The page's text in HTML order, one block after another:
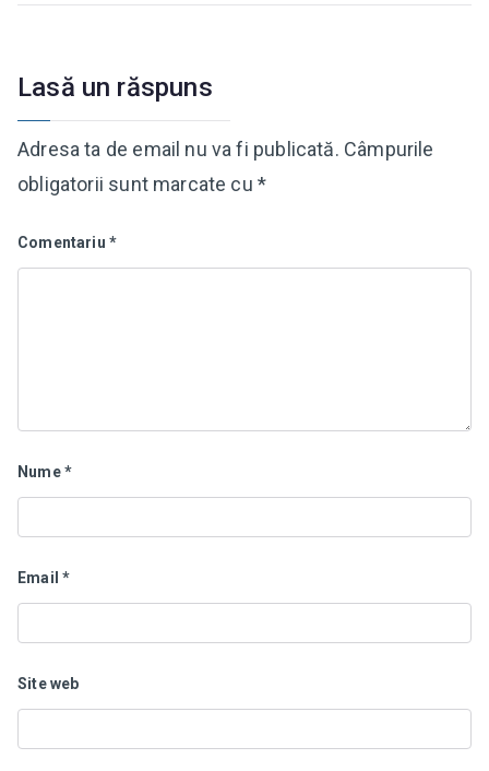
Lasă un răspuns
Adresa ta de email nu va fi publicată. Câmpurile
obligatorii sunt marcate cu*
Comentariu *
Nume*
Email*
Site web